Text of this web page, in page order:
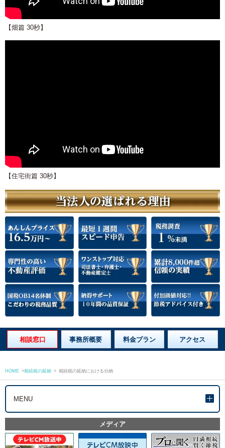
【畑篇 30秒】
【住宅街篇 30秒】
相談窓口 事務所概要 料金プラン アクセス
HOME >相続税の延納 > 相続税の延納における分納
MENU
メディア